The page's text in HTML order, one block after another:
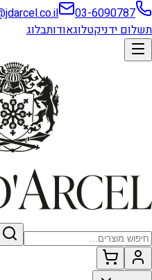
03-6090787
תשלום ידניקטלוגאודותבלוג